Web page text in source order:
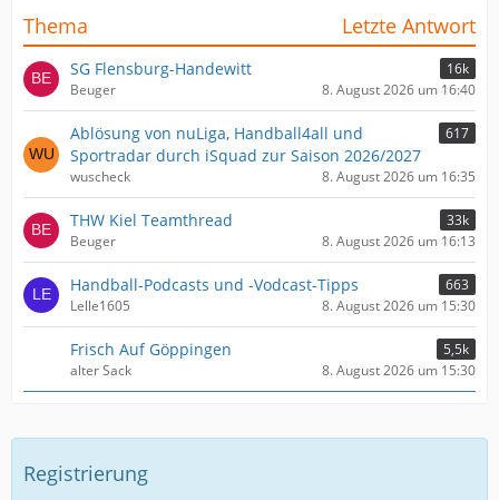
Thema Letzte Antwort
SG Flensburg-Handewitt
16k
Beuger
8. August 2026 um 16:40
Ablösung von nuLiga, Handball4all und
Sportradar durch iSquad zur Saison 2026/2027
617
wuscheck 8. August 2026 um 16:35
THW Kiel Teamthread
33k
Beuger
8. August 2026 um 16:13
Handball-Podcasts und -Vodcast-Tipps
663
Lelle1605
8. August 2026 um 15:30
Frisch Auf Göppingen
5,5k
alter Sack
8. August 2026 um 15:30
Registrierung